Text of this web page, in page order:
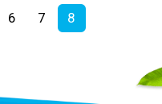
6 7 8